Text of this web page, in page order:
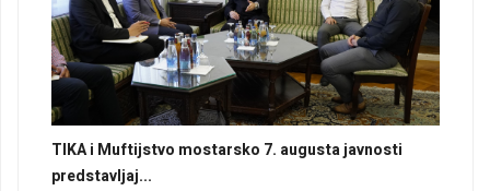
TIKA i Muftijstvo mostarsko 7. augusta javnosti
predstavljaj...